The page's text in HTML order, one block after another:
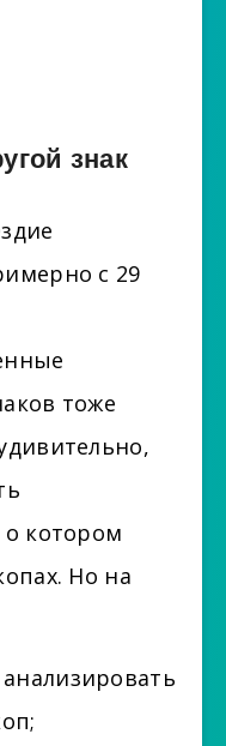
знак
с 29
тоже
о котором
Но на